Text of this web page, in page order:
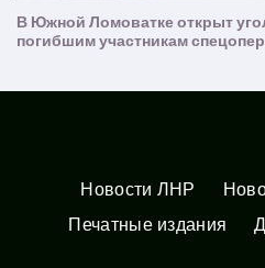
Новости ЛНР
Печатные издания